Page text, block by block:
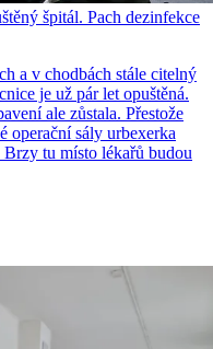
špitál. Pach dezinfekce
a v chodbách stále citelný
je už pár let opuštěná.
ale zůstala. Přestože
operační sály urbexerka
tu místo lékařů budou